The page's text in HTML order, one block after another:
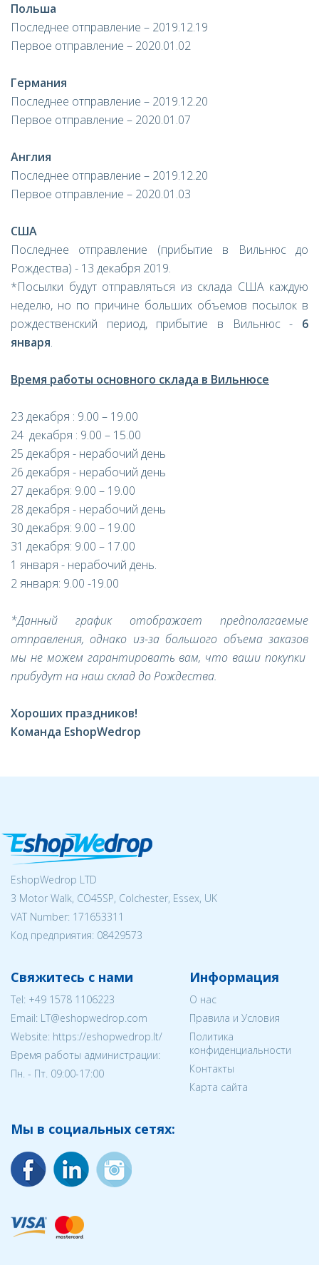
Польша
Последнее отправление – 2019.12.19
Первое отправление – 2020.01.02
Германия
Последнее отправление – 2019.12.20
Первое отправление – 2020.01.07
Англия
Последнее отправление – 2019.12.20
Первое отправление – 2020.01.03
США
Последнее отправление (прибытие в Вильнюс до
Рождества) - 13 декабря 2019.
*Посылки будут отправляться из склада США каждую
неделю, но по причине больших объемов посылок в
рождественский период, прибытие в Вильнюс - 6
января.
Время работы основного склада в Вильнюсе
23 декабря : 9.00 – 19.00
24 декабря : 9.00 – 15.00
25 декабря - нерабочий день
26 декабря - нерабочий день
27 декабря: 9.00 – 19.00
28 декабря - нерабочий день
30 декабря: 9.00 – 19.00
31 декабря: 9.00 – 17.00
1 января - нерабочий день.
2 января: 9.00 -19.00
*Данный график отображает предполагаемые
отправления, однако из-за большого объема заказов
мы не можем гарантировать вам, что ваши покупки
прибудут на наш склад до Рождества.
Хороших праздников!
Команда EshopWedrop
EshopWedrop LTD
3 Motor Walk, CO45SP, Colchester, Essex, UK
VAT Number: 171653311
Код предприятия: 08429573
Свяжитесь с нами
Tel: +49 1578 1106223
Email: LT@eshopwedrop.com
Website: https://eshopwedrop.lt/
Время работы администрации:
Пн. - Пт. 09:00-17:00
Информация
О нас
Правила и Условия
Политика
конфиденциальности
Контакты
Карта сайта
Мы в социальных сетях: